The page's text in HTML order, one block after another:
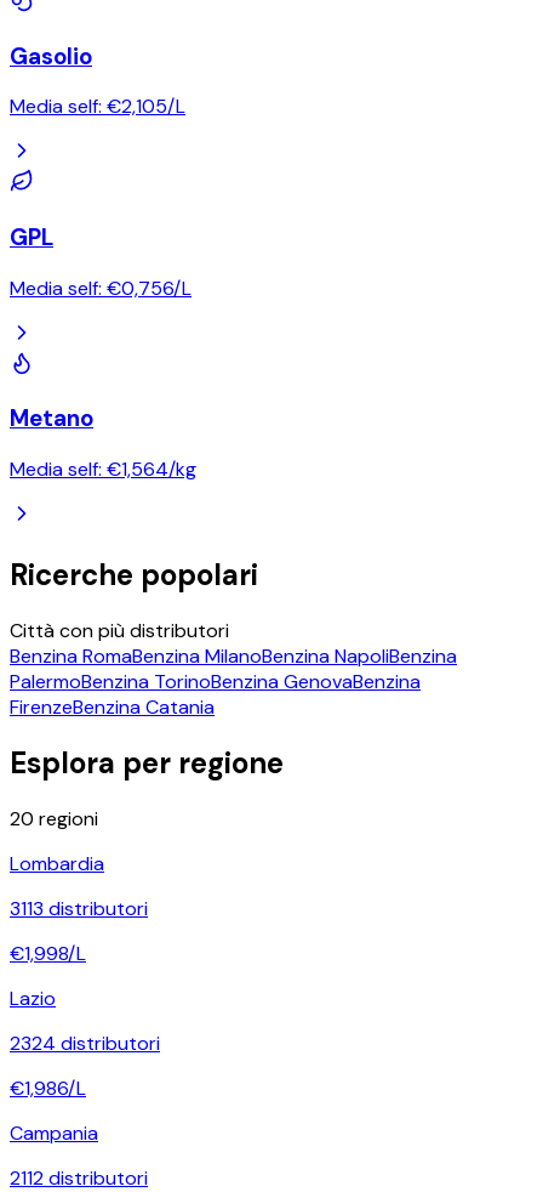
Gasolio
Media self: €2,105/L
GPL
Media self: €0,756/L
Metano
Media self: €1,564/kg
Ricerche popolari
Città con più distributori
BenzinaRomaBenzinaMilanoBenzinaNapoliBenzina
PalermoBenzina TorinoBenzinaGenovaBenzina
FirenzeBenzinaCatania
Esplora per regione
20 regioni
Lombardia
3113 distributori
€1,998/L
Lazio
2324 distributori
€1,986/L
Campania
2112distributori